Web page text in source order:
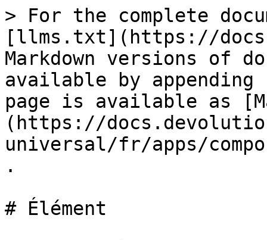
> For the complete
[llms.txt](https://
Markdown versions of
available by
page is available as
(https://
universal/fr/apps/
.
# Élément